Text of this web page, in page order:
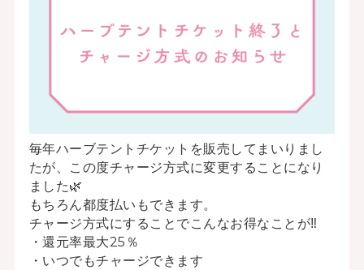
毎年ハーブテントチケットを販売してまいりまし
たが、この度チャージ方式に変更することになり
ました🌿
もちろん都度払いもできます。
チャージ方式にすることでこんなお得なことが‼
・還元率最大25％
・いつでもチャージできます